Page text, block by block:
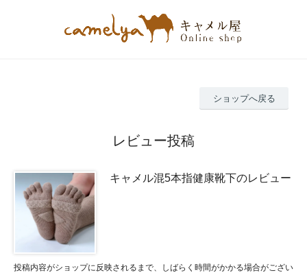
ショップへ戻る
レビュー投稿
キャメル混5本指健康靴下のレビュー
投稿内容がショップに反映されるまで、しばらく時間がかかる場合がござい